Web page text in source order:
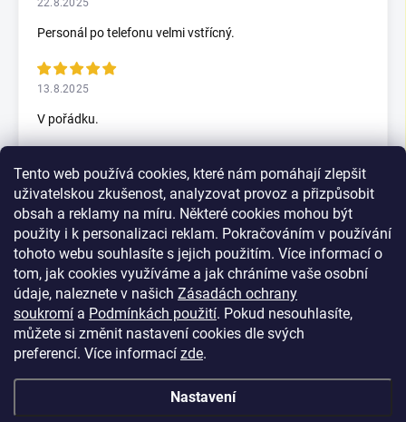
Tento web používá cookies, které nám pomáhají zlepšit
uživatelskou zkušenost, analyzovat provoz a přizpůsobit
obsah a reklamy na míru. Některé cookies mohou být
použity i k personalizaci reklam. Pokračováním v používání
tohoto webu souhlasíte s jejich použitím. Více informací o
tom, jak cookies využíváme a jak chráníme vaše osobní
údaje, naleznete v našich Zásadách ochrany
soukromí a Podmínkách použití. Pokud nesouhlasíte,
můžete si změnit nastavení cookies dle svých
preferencí. Více informací zde.
Nastavení
22.8.2025
Personál po telefonu velmi vstřícný.
13.8.2025
V pořádku.
5.7.2025
Skvělý rychlax
Zobrazit další hodnocení